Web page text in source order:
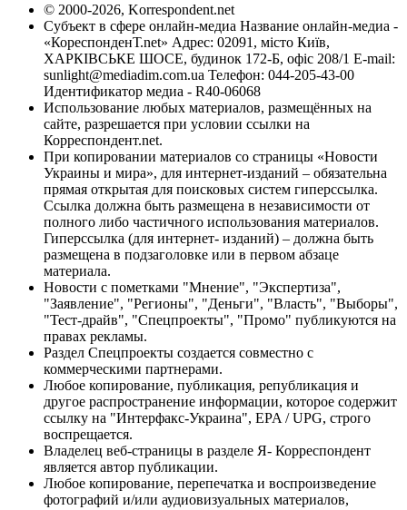
© 2000-2026, Korrespondent.net
Субъект в сфере онлайн-медиа Название онлайн-медиа -
«КореспонденТ.net» Адрес: 02091, місто Київ,
ХАРКІВСЬКЕ ШОСЕ, будинок 172-Б, офіс 208/1 E-mail:
sunlight@mediadim.com.ua Телефон: 044-205-43-00
Идентификатор медиа - R40-06068
Использование любых материалов, размещённых на
сайте, разрешается при условии ссылки на
Корреспондент.net.
При копировании материалов со страницы «Новости
Украины и мира», для интернет-изданий – обязательна
прямая открытая для поисковых систем гиперссылка.
Ссылка должна быть размещена в независимости от
полного либо частичного использования материалов.
Гиперссылка (для интернет- изданий) – должна быть
размещена в подзаголовке или в первом абзаце
материала.
Новости с пометками "Мнение", "Экспертиза",
"Заявление", "Регионы", "Деньги", "Власть", "Выборы",
"Тест-драйв", "Спецпроекты", "Промо" публикуются на
правах рекламы.
Раздел Спецпроекты создается совместно с
коммерческими партнерами.
Любое копирование, публикация, републикация и
другое распространение информации, которое содержит
ссылку на "Интерфакс-Украина", EPA / UPG, строго
воспрещается.
Владелец веб-страницы в разделе Я- Корреспондент
является автор публикации.
Любое копирование, перепечатка и воспроизведение
фотографий и/или аудиовизуальных материалов,